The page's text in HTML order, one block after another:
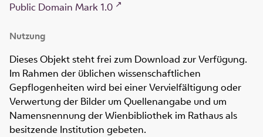
Public Domain Mark 1.0
Nutzung
Dieses Objekt steht frei zum Download zur Verfügung.
Im Rahmen der üblichen wissenschaftlichen
Gepflogenheiten wird bei einer Vervielfältigung oder
Verwertung der Bilder um Quellenangabe und um
Namensnennung der Wienbibliothek im Rathaus als
besitzende Institution gebeten.